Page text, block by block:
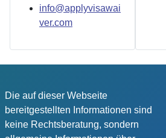
info@applyvisawai
ver.com
Die auf dieser Webseite
bereitgestellten Informationen sind
keine Rechtsberatung, sondern